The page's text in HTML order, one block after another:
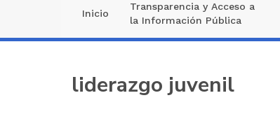
Navegación
principal
Inicio
Transparencia y Acceso a
la Información Pública
liderazgo juvenil